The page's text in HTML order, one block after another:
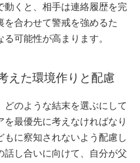
動くと、相手は連絡履歴を完
合わせて警戒を強めるた
可能性が高まります。
えた環境作りと配慮
のような結末を選ぶにして
最優先に考えなければなり
もに察知されないよう配慮し
し合いに向けて、自分が父